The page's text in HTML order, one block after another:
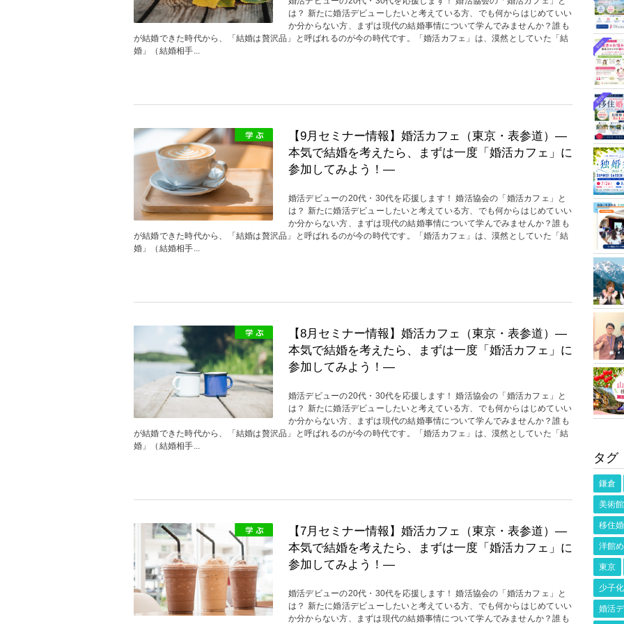
は？ 新たに婚活デビューしたいと考えている方、でも何からはじめていい
か分からない方、まずは現代の結婚事情について学んでみませんか？誰も
が結婚できた時代から、「結婚は贅沢品」と呼ばれるのが今の時代です。「婚活カフェ」は、漠然としていた「結
婚」（結婚相手...
【9月セミナー情報】婚活カフェ（東京・表参道）―
本気で結婚を考えたら、まずは一度「婚活カフェ」に
参加してみよう！―
婚活デビューの20代・30代を応援します！ 婚活協会の「婚活カフェ」と
は？ 新たに婚活デビューしたいと考えている方、でも何からはじめていい
か分からない方、まずは現代の結婚事情について学んでみませんか？誰も
が結婚できた時代から、「結婚は贅沢品」と呼ばれるのが今の時代です。「婚活カフェ」は、漠然としていた「結
婚」（結婚相手...
【8月セミナー情報】婚活カフェ（東京・表参道）―
本気で結婚を考えたら、まずは一度「婚活カフェ」に
参加してみよう！―
婚活デビューの20代・30代を応援します！ 婚活協会の「婚活カフェ」と
は？ 新たに婚活デビューしたいと考えている方、でも何からはじめていい
か分からない方、まずは現代の結婚事情について学んでみませんか？誰も
が結婚できた時代から、「結婚は贅沢品」と呼ばれるのが今の時代です。「婚活カフェ」は、漠然としていた「結
婚」（結婚相手...
【7月セミナー情報】婚活カフェ（東京・表参道）―
本気で結婚を考えたら、まずは一度「婚活カフェ」に
参加してみよう！―
婚活デビューの20代・30代を応援します！ 婚活協会の「婚活カフェ」と
は？ 新たに婚活デビューしたいと考えている方、でも何からはじめていい
か分からない方、まずは現代の結婚事情について学んでみませんか？誰も
タグ
鎌倉
美術
移住婚
洋館
東京
少子
婚活